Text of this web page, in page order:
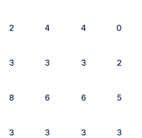
2 4 4 0
3 3 3 2
8 6 6 5
3 3 3 3